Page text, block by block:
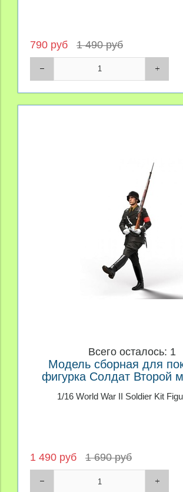
790 руб 1 490 руб
Всего осталось: 1
Модель сборная для
фигурка Солдат Второй
1/16 World War II Soldier Kit
1 490 руб 1 690 руб